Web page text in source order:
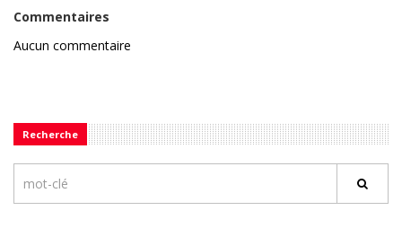
Commentaires
Aucun commentaire
Recherche